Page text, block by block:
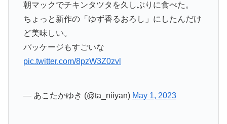
朝マックでチキンタツタを久しぶりに食べた。
ちょっと新作の「ゆず香るおろし」にしたんだけ
ど美味しい。
パッケージもすごいな
pic.twitter.com/8pzW3Z0zvl
— あこたかゆき (@ta_niiyan) May 1, 2023